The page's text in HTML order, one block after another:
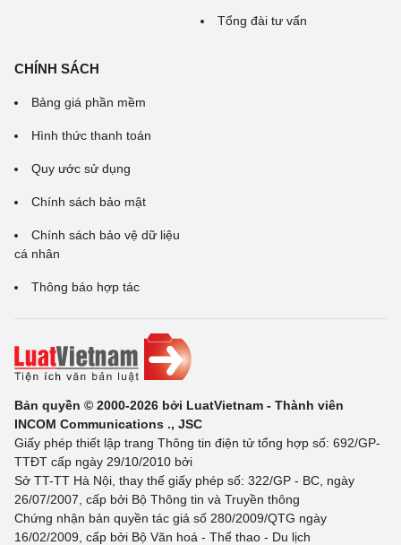
Tổng đài tư vấn
CHÍNH SÁCH
Bảng giá phần mềm
Hình thức thanh toán
Quy ước sử dụng
Chính sách bảo mật
Chính sách bảo vệ dữ liệu
cá nhân
Thông báo hợp tác
Bản quyền © 2000-2026 bởi LuatVietnam - Thành viên
INCOM Communications ., JSC
Giấy phép thiết lập trang Thông tin điện tử tổng hợp số: 692/GP-
TTĐT cấp ngày 29/10/2010 bởi
Sở TT-TT Hà Nội, thay thế giấy phép số: 322/GP - BC, ngày
26/07/2007, cấp bởi Bộ Thông tin và Truyền thông
Chứng nhận bản quyền tác giả số 280/2009/QTG ngày
16/02/2009, cấp bởi Bộ Văn hoá - Thể thao - Du lịch